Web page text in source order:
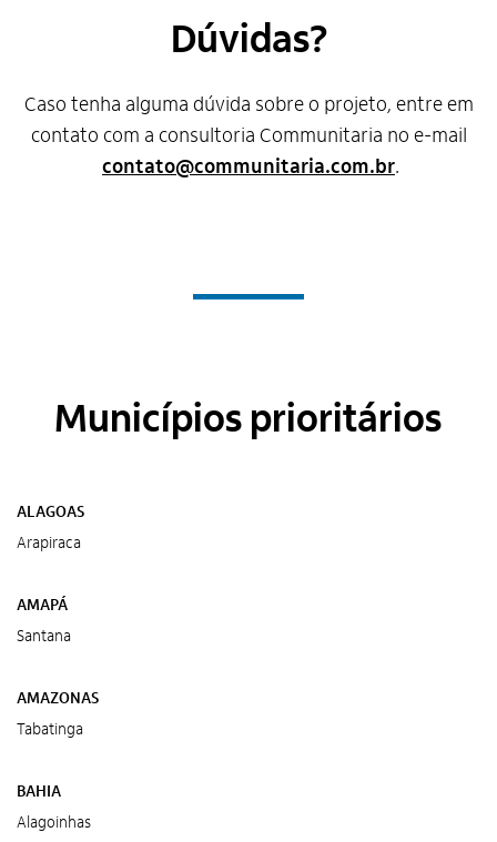
Dúvidas?
Caso tenha alguma dúvida sobre o projeto, entre em
contato com a consultoria Communitaria no e-mail
contato@communitaria.com.br.
Municípios prioritários
ALAGOAS
Arapiraca
AMAPÁ
Santana
AMAZONAS
Tabatinga
BAHIA
Alagoinhas